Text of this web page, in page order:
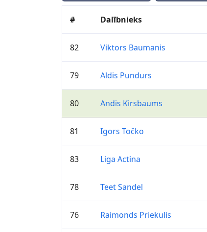
# Dalībnieks
82 Viktors Baumanis
79 Aldis Pundurs
80 Andis Kirsbaums
81 Igors Točko
83 Liga Actina
78 Teet Sandel
76 Raimonds Priekulis